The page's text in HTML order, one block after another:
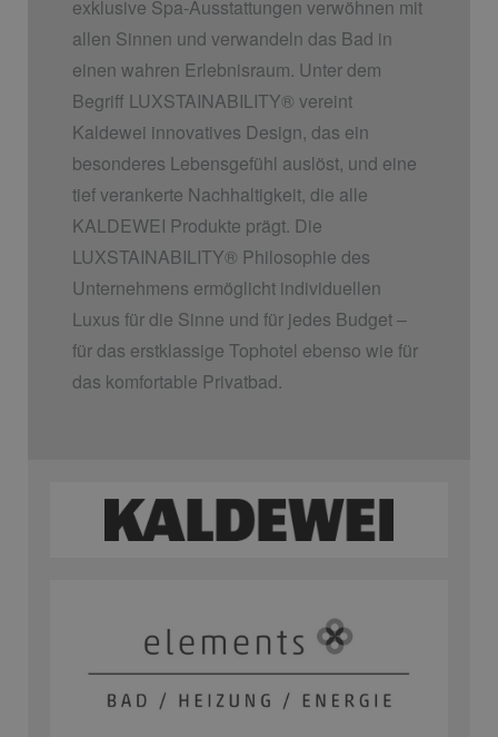
exklusive Spa-Ausstattungen verwöhnen mit
allen Sinnen und verwandeln das Bad in
einen wahren Erlebnisraum. Unter dem
Begriff LUXSTAINABILITY® vereint
Kaldewei innovatives Design, das ein
besonderes Lebensgefühl auslöst, und eine
tief verankerte Nachhaltigkeit, die alle
KALDEWEI Produkte prägt. Die
LUXSTAINABILITY® Philosophie des
Unternehmens ermöglicht individuellen
Luxus für die Sinne und für jedes Budget –
für das erstklassige Tophotel ebenso wie für
das komfortable Privatbad.